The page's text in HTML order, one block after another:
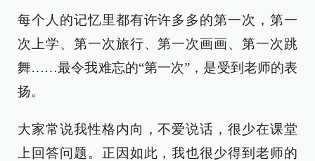
每个人的记忆里都有许许多多的第一次，第一
次上学、第一次旅行、第一次画画、第一次跳
舞……最令我难忘的“第一次”，是受到老师的表
扬。
大家常说我性格内向，不爱说话，很少在课堂
上回答问题。正因如此，我也很少得到老师的